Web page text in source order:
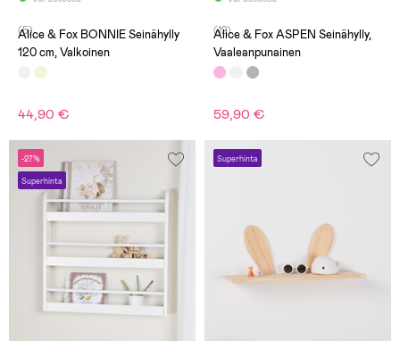
(5)
Alice & Fox BONNIE Seinähylly
120 cm, Valkoinen
44,90 €
(12)
Alice & Fox ASPEN Seinähylly,
Vaaleanpunainen
59,90 €
-27%
Superhinta
Superhinta